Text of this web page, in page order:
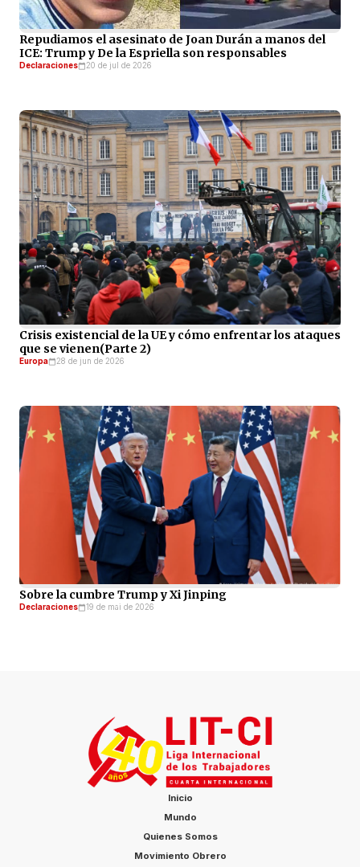
Repudiamos el asesinato de Joan Durán a manos del
ICE: Trump y De la Espriella son responsables
Declaraciones 20 de jul de 2026
Crisis existencial de la UE y cómo enfrentar los ataques
que se vienen(Parte 2)
Europa 28 de jun de 2026
Sobre la cumbre Trump y Xi Jinping
Declaraciones 19 de mai de 2026
Inicio
Mundo
Quienes Somos
Movimiento Obrero